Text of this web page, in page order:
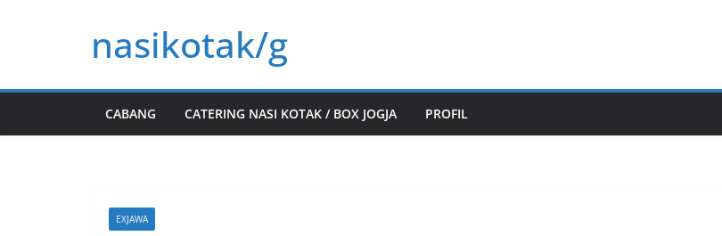
nasikotak/g
CABANG CATERING NASI KOTAK / BOX JOGJA PROFIL
EXJAWA